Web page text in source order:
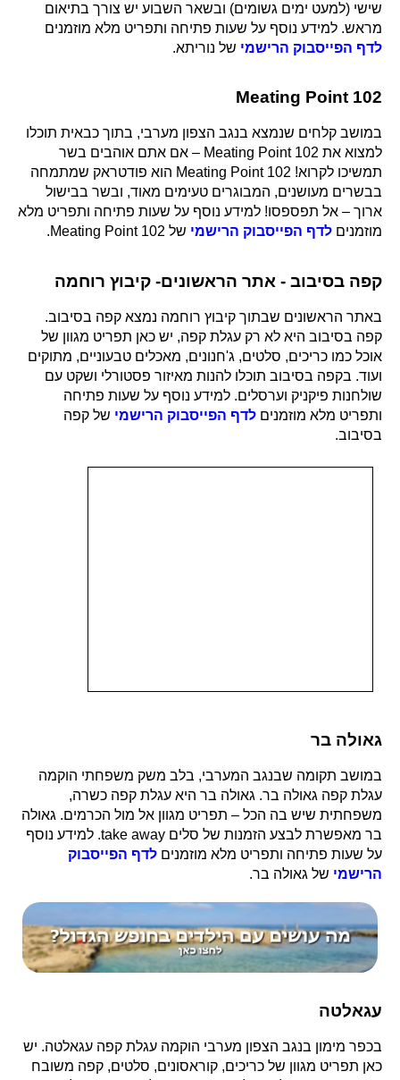
שישי (למעט ימים גשומים) ובשאר השבוע יש צורך בתיאום
מראש. למידע נוסף על שעות פתיחה ותפריט מלא מוזמנים
לדף הפייסבוק הרישמי של נוריתא.
Meating Point 102
במושב קלחים שנמצא בנגב הצפון מערבי, בתוך כבאית תוכלו
למצוא את Meating Point 102 – אם אתם אוהבים בשר
תמשיכו לקרוא! Meating Point 102 הוא פודטראק שמתמחה
בבשרים מעושנים, המבוגרים טעימים מאוד, ובשר בבישול
ארוך – אל תפספסו! למידע נוסף על שעות פתיחה ותפריט מלא
מוזמנים לדף הפייסבוק הרישמי של Meating Point 102.
קפה בסיבוב - אתר הראשונים- קיבוץ רוחמה
באתר הראשונים שבתוך קיבוץ רוחמה נמצא קפה בסיבוב.
קפה בסיבוב היא לא רק עגלת קפה, יש כאן תפריט מגוון של
אוכל כמו כריכים, סלטים, ג'חנונים, מאכלים טבעוניים, מתוקים
ועוד. בקפה בסיבוב תוכלו להנות מאיזור פסטורלי ושקט עם
שולחנות פיקניק וערסלים. למידע נוסף על שעות פתיחה
ותפריט מלא מוזמנים לדף הפייסבוק הרישמי של קפה
בסיבוב.
גאולה בר
במושב תקומה שבנגב המערבי, בלב משק משפחתי הוקמה
עגלת קפה גאולה בר. גאולה בר היא עגלת קפה כשרה,
משפחתית שיש בה הכל – תפריט מגוון אל מול הכרמים. גאולה
בר מאפשרת לבצע הזמנות של סלים take away. למידע נוסף
על שעות פתיחה ותפריט מלא מוזמנים לדף הפייסבוק
הרישמי של גאולה בר.
עגאלטה
בכפר מימון בנגב הצפון מערבי הוקמה עגלת קפה עגאלטה. יש
כאן תפריט מגוון של כריכים, קוראסונים, סלטים, קפה משובח